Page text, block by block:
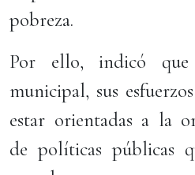
pobreza.
Por ello, indicó
municipal, sus
estar orientadas a la
de políticas públicas